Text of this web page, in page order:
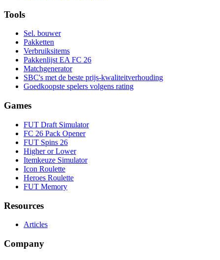
Tools
Sel. bouwer
Pakketten
Verbruiksitems
Pakkenlijst EA FC 26
Matchgenerator
SBC's met de beste prijs-kwaliteitverhouding
Goedkoopste spelers volgens rating
Games
FUT Draft Simulator
FC 26 Pack Opener
FUT Spins 26
Higher or Lower
Itemkeuze Simulator
Icon Roulette
Heroes Roulette
FUT Memory
Resources
Articles
Company